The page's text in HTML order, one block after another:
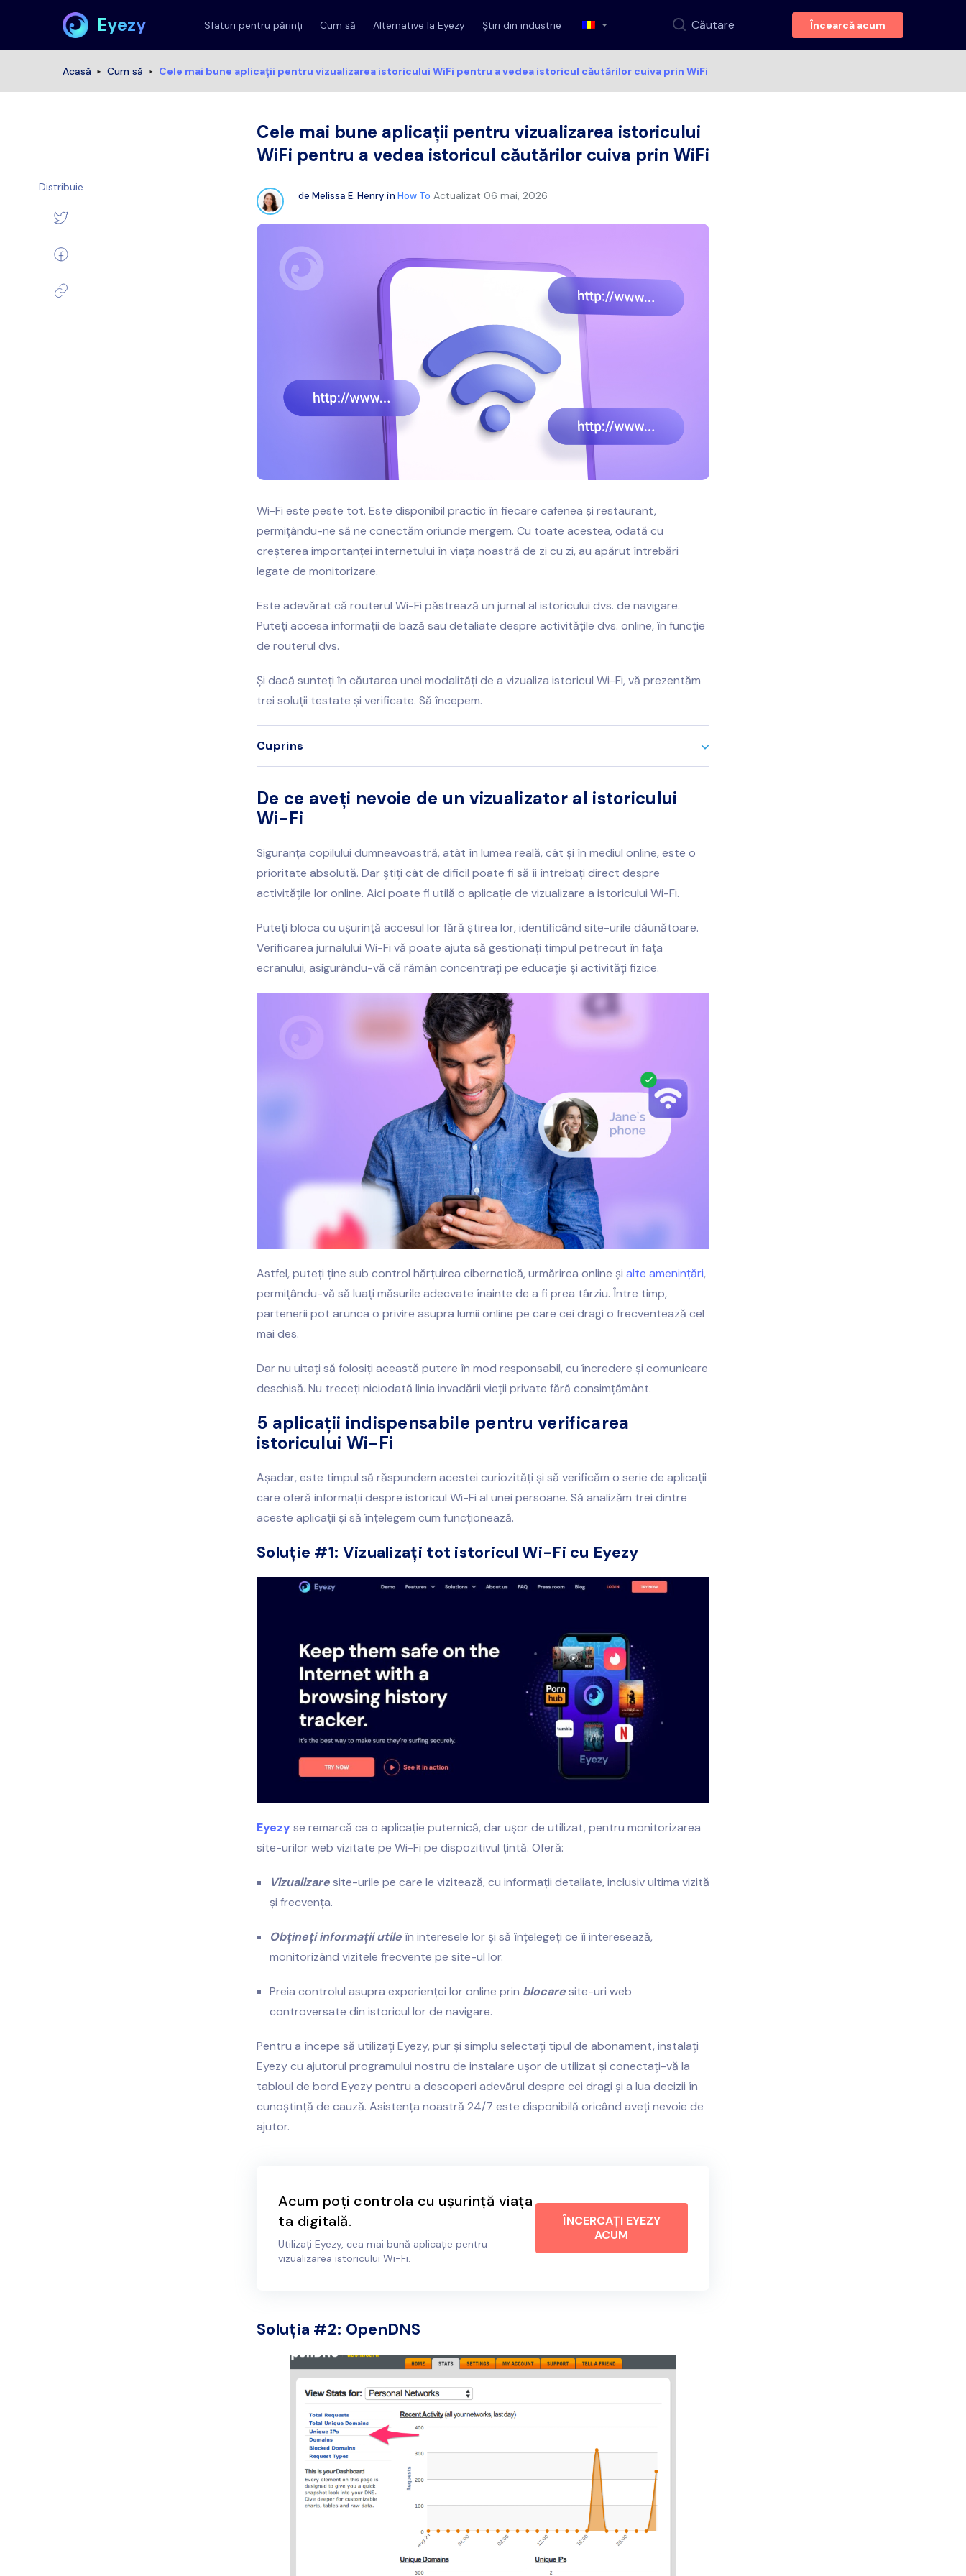
Eyezy Sfaturi pentru părinți Cum să Alternative la Eyezy Știri din industrie Căutare Încearcă acum
Acasă Cum să Cele mai bune aplicații pentru vizualizarea istoricului WiFi pentru a vedea istoricul căutărilor cuiva prin WiFi
Cele mai bune aplicații pentru vizualizarea istoricului
WiFi pentru a vedea istoricul căutărilor cuiva prin WiFi
de Melissa E. Henry în How To Actualizat 06 mai, 2026
Wi-Fi este peste tot. Este disponibil practic în fiecare cafenea și restaurant,
permițându-ne să ne conectăm oriunde mergem. Cu toate acestea, odată cu
creșterea importanței internetului în viața noastră de zi cu zi, au apărut întrebări
legate de monitorizare.
Este adevărat că routerul Wi-Fi păstrează un jurnal al istoricului dvs. de navigare.
Puteți accesa informații de bază sau detaliate despre activitățile dvs. online, în funcție
de routerul dvs.
Și dacă sunteți în căutarea unei modalități de a vizualiza istoricul Wi-Fi, vă prezentăm
trei soluții testate și verificate. Să începem.
Cuprins
De ce aveți nevoie de un vizualizator al istoricului
Wi-Fi
Siguranța copilului dumneavoastră, atât în lumea reală, cât și în mediul online, este o
prioritate absolută. Dar știți cât de dificil poate fi să îi întrebați direct despre
activitățile lor online. Aici poate fi utilă o aplicație de vizualizare a istoricului Wi-Fi.
Puteți bloca cu ușurință accesul lor fără știrea lor, identificând site-urile dăunătoare.
Verificarea jurnalului Wi-Fi vă poate ajuta să gestionați timpul petrecut în fața
ecranului, asigurându-vă că rămân concentrați pe educație și activități fizice.
Astfel, puteți ține sub control hărțuirea cibernetică, urmărirea online și alte amenințări,
permițându-vă să luați măsurile adecvate înainte de a fi prea târziu. Între timp,
partenerii pot arunca o privire asupra lumii online pe care cei dragi o frecventează cel
mai des.
Dar nu uitați să folosiți această putere în mod responsabil, cu încredere și comunicare
deschisă. Nu treceți niciodată linia invadării vieții private fără consimțământ.
5 aplicații indispensabile pentru verificarea
istoricului Wi-Fi
Așadar, este timpul să răspundem acestei curiozități și să verificăm o serie de aplicații
care oferă informații despre istoricul Wi-Fi al unei persoane. Să analizăm trei dintre
aceste aplicații și să înțelegem cum funcționează.
Soluție #1: Vizualizați tot istoricul Wi-Fi cu Eyezy
Eyezy se remarcă ca o aplicație puternică, dar ușor de utilizat, pentru monitorizarea
site-urilor web vizitate pe Wi-Fi pe dispozitivul țintă. Oferă:
Vizualizaresite-urile pe care le vizitează, cu informații detaliate, inclusiv ultima vizită
și frecvența.
Obțineți informații utileîn interesele lor și să înțelegeți ce îi interesează,
monitorizând vizitele frecvente pe site-ul lor.
Preia controlul asupra experienței lor online prin blocaresite-uri web
controversate din istoricul lor de navigare.
Pentru a începe să utilizați Eyezy, pur și simplu selectați tipul de abonament, instalați
Eyezy cu ajutorul programului nostru de instalare ușor de utilizat și conectați-vă la
tabloul de bord Eyezy pentru a descoperi adevărul despre cei dragi și a lua decizii în
cunoștință de cauză. Asistența noastră 24/7 este disponibilă oricând aveți nevoie de
ajutor.
Acum poți controla cu ușurință viața
ta digitală.
Utilizați Eyezy, cea mai bună aplicație pentru
vizualizarea istoricului Wi-Fi.
ÎNCERCAȚI EYEZY
ACUM
Soluția #2: OpenDNS
Distribuie